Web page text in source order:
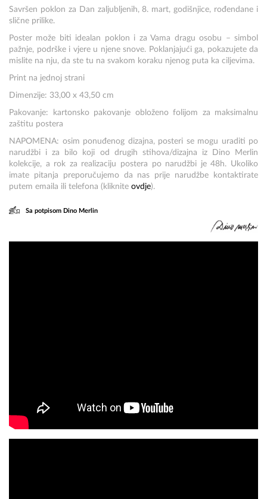
Savršen poklon za Dan zaljubljenih, 8. mart, godišnjice, rođendane i
slične prilike.
Poster može biti idealan poklon i za Vama dragu osobu – simbol
pažnje, podrške i vjere u njene snove. Poklanjajući ga, pokazujete da
mislite na nju, da ste tu na svakom koraku njenog puta ka ciljevima.
Print na jednoj strani
Dimenzije: 33,00 x 43,50 cm
Pakovanje: kartonsko pakovanje obloženo folijom za maksimalnu
zaštitu postera
NAPOMENA: osim ponuđenog dizajna, posteri se mogu uraditi po
narudžbi i za bilo koji od drugih stihova/dizajna iz Dino Merlin
kolekcije, a rok za realizaciju postera po narudžbi je 48h. Ukoliko
imate pitanja preporučujemo da nas prije narudžbe kontaktirate
putem emaila ili telefona (kliknite ovdje).
Sa potpisom Dino Merlin